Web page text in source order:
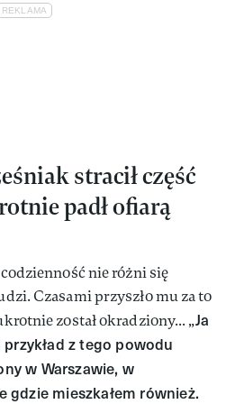
stracił część
padł ofiarą
nie różni się
Czasami przyszło mu za to
został okradziony... „Ja
z tego powodu
w Warszawie, w
gdzie mieszkałem również.